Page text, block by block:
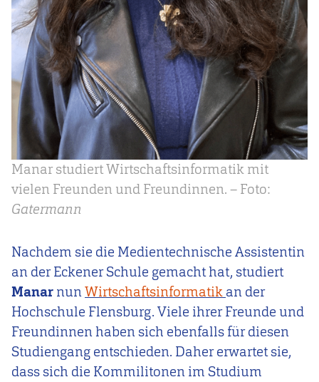
Manar studiert Wirtschaftsinformatik mit
vielen Freunden und Freundinnen. – Foto:
Gatermann
Nachdem sie die Medientechnische Assistentin
an der Eckener Schule gemacht hat, studiert
Manar nunWirtschaftsinformatik an der
Hochschule Flensburg. Viele ihrer Freunde und
Freundinnen haben sich ebenfalls für diesen
Studiengang entschieden. Daher erwartet sie,
dass sich die Kommilitonen im Studium